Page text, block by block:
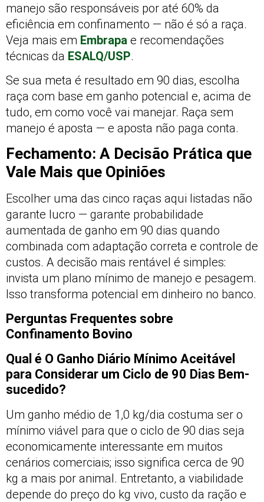
manejo são responsáveis por até 60% da
eficiência em confinamento — não é só a raça.
Veja mais em Embrapa e recomendações
técnicas da ESALQ/USP.
Se sua meta é resultado em 90 dias, escolha
raça com base em ganho potencial e, acima de
tudo, em como você vai manejar. Raça sem
manejo é aposta — e aposta não paga conta.
Fechamento: A Decisão Prática que
Vale Mais que Opiniões
Escolher uma das cinco raças aqui listadas não
garante lucro — garante probabilidade
aumentada de ganho em 90 dias quando
combinada com adaptação correta e controle de
custos. A decisão mais rentável é simples:
invista um plano mínimo de manejo e pesagem.
Isso transforma potencial em dinheiro no banco.
Perguntas Frequentes sobre
Confinamento Bovino
Qual é O Ganho Diário Mínimo Aceitável
para Considerar um Ciclo de 90 Dias Bem-
sucedido?
Um ganho médio de 1,0 kg/dia costuma ser o
mínimo viável para que o ciclo de 90 dias seja
economicamente interessante em muitos
cenários comerciais; isso significa cerca de 90
kg a mais por animal. Entretanto, a viabilidade
depende do preço do kg vivo, custo da ração e